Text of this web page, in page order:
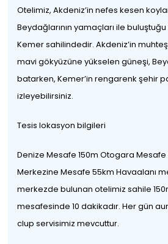
Otelimiz, Akdeniz’in nefes kesen
Beydağlarının yamaçları ile
Kemer sahilindedir. Akdeniz’in
mavi gökyüzüne yükselen güneşi,
batarken, Kemer’in rengarenk şehir
izleyebilirsiniz.
Tesis lokasyon bilgileri
Denize Mesafe 150m Otogara
Merkezine Mesafe 55km Havaalanı
merkezde bulunan otelimiz sahile
mesafesinde 10 dakikadır. Her gün
clup servisimiz mevcuttur.